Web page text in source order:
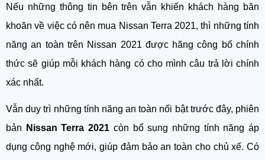
Nếu những thông tin bên trên vẫn khiến khách hàng băn
khoăn về việc có nên mua Nissan Terra 2021, thì những tính
năng an toàn trên Nissan 2021 được hãng công bố chính
thức sẽ giúp mỗi khách hàng có cho mình câu trả lời chính
xác nhất.
Vẫn duy trì những tính năng an toàn nổi bật trước đây, phiên
bản
Nissan Terra 2021 còn bổ sung những tính năng áp
dụng công nghệ mới, giúp đảm bảo an toàn cho chủ xế. Có